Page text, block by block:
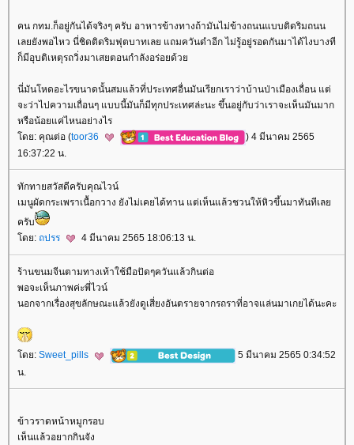
คน กทม.ก็อยู่กันได้จริงๆ ครับ อาหารข้างทางถ้ามันไม่ข้างถนนแบบติดริมถนน
เลยยังพอไหว นี่ชิดติดริมฟุตบาทเลย แถมควันดำอีก ไม่รู้อยู่รอดกันมาได้ไงบางที
ก็มีอุบติเหตุรถวิ่งมาเสยตอนกำลังอร่อยด้ว
นี่มันโหดอะไรขนาดนั้นสมแล้วที่ประเทศอื่นมันเรียกเราว่าบ้านป่าเมืองเถื่อน แต่
จะว่าไปความเถื่อนๆ แบบนี้มันก็มีทุกประเทศล่ะนะ ขึ้นอยู่กับว่าเราจะเห็นมันมาก
หรือน้อยแค่ไหนอย่างไร
ดย: คุณต่อ (toor36
) 4 มีนาคม 2565
16:37:22 น.
ทักทายสวัสดีครับคุณไวน์
เมนูผัดกระเพราเนื้อกวาง ยังไม่เคยได้ทาน แต่เห็นแล้วชวนให้หิวขึ้นมาทันทีเล
ครับ
ดย: ถปรร 4 มีนาคม 2565 18:06:13 น.
ร้านขนมจีนตามทางเท้าใช้มือปัดๆควันแล้วกินต่อ
พอจะเห็นภาพค่ะพี่ไวน์
นอกจากเรื่องสุขลักษณะแล้วยังดูเสี่ยงอันตรายจากรถราที่อาจแล่นมาเกยได้นะคะ
ดย: Sweet_pills
5 มีนาคม 2565 0:34:52
น.
ข้าวราดหน้าหมูกรอบ
เห็นแล้วอยากกินจัง